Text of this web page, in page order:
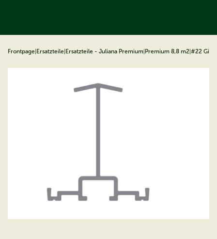
Frontpage Ersatzteile Ersatzteile - Juliana Premium Premium 8,8 m2 #22